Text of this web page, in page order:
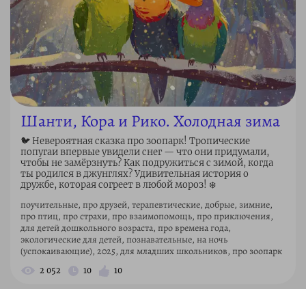
Шанти, Кора и Рико. Холодная зима
🐦 Невероятная сказка про зоопарк! Тропические
попугаи впервые увидели снег — что они придумали,
чтобы не замёрзнуть? Как подружиться с зимой, когда
ты родился в джунглях? Удивительная история о
дружбе, которая согреет в любой мороз! ❄️
поучительные, про друзей, терапевтические, добрые, зимние,
про птиц, про страхи, про взаимопомощь, про приключения,
для детей дошкольного возраста, про времена года,
экологические для детей, познавательные, на ночь
(успокаивающие), 2025, для младших школьников, про зоопарк
2 052 10 10